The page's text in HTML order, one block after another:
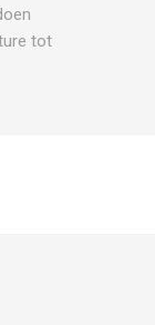
tot